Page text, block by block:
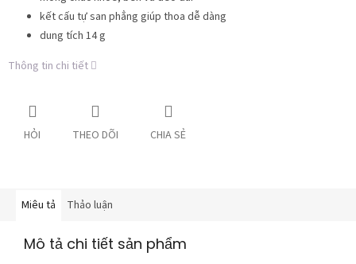
kết cấu tự san phẳng giúp thoa dễ dàng
dung tích 14 g
Thông tin chi tiết
HỎI THEO DÕI CHIA SẺ
Miêu tả Thảo luận
Mô tả chi tiết sản phẩm